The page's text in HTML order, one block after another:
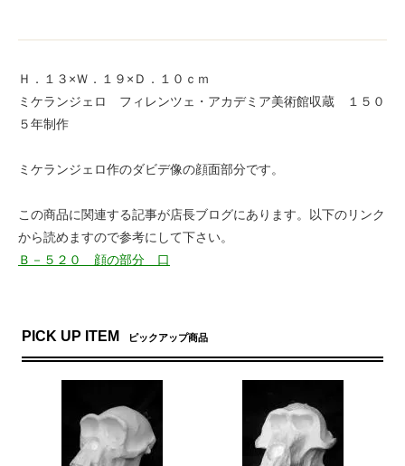
Ｈ．１３×Ｗ．１９×Ｄ．１０ｃｍ
ミケランジェロ フィレンツェ・アカデミア美術館収蔵 １５０
５年制作
ミケランジェロ作のダビデ像の顔面部分です。
この商品に関連する記事が店長ブログにあります。以下のリンク
から読めますので参考にして下さい。
Ｂ－５２０ 顔の部分 口
PICK UP ITEM ピックアップ商品